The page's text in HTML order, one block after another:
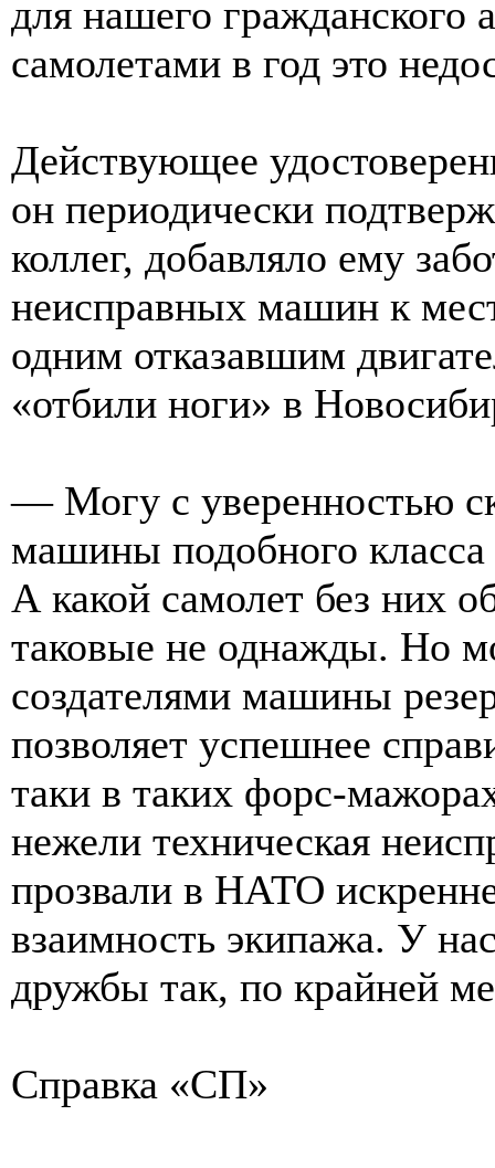
для нашего гражданского
самолетами в год это
Действующее
он периодически
коллег, добавляло ему
неисправных машин к
одним отказавшим
«отбили ноги» в
— Могу с уверенностью
машины подобного класса
А какой самолет без них
таковые не однажды. Но
создателями машины
позволяет успешнее
таки в таких форс-
нежели техническая
прозвали в НАТО
взаимность экипажа. У
дружбы так, по крайней
Справка «СП»